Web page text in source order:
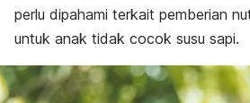
perlu dipahami terkait pemberian
untuk anak tidak cocok susu sapi.